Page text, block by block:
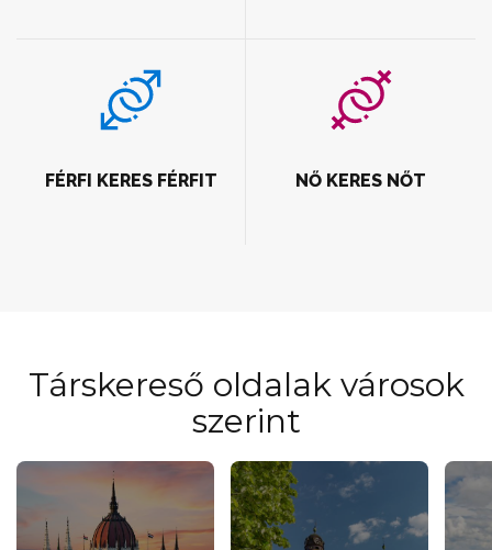
FÉRFI KERES FÉRFIT NŐ KERES NŐT
Társkereső oldalak városok
szerint